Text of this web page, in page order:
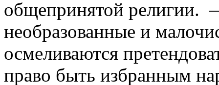
общепринятой религии.
необразованные и
осмеливаются
право быть избранным